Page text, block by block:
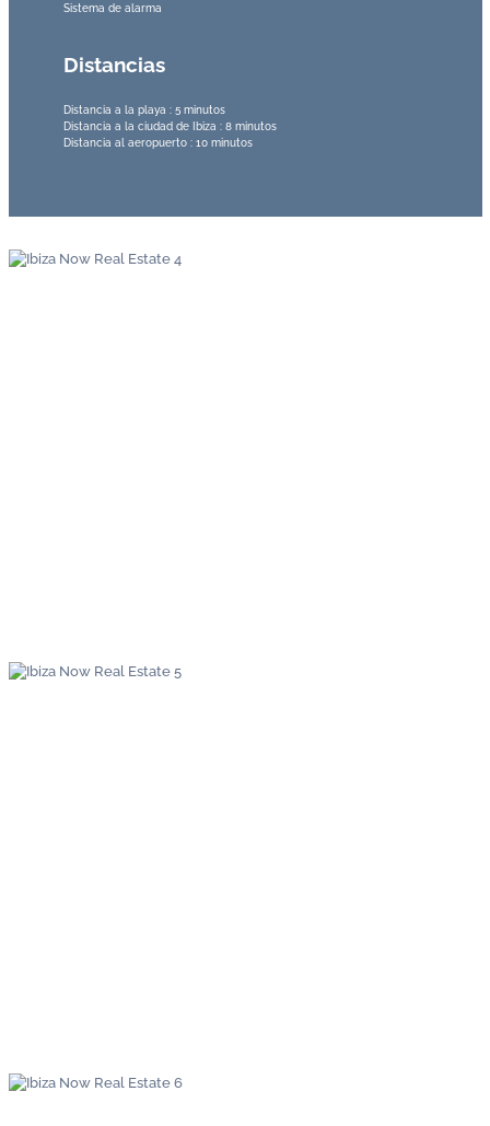
Sistema de alarma
Distancias
Distancia a la playa : 5 minutos
Distancia a la ciudad de Ibiza : 8 minutos
Distancia al aeropuerto : 10 minutos